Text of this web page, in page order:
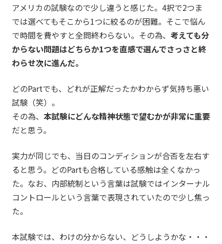
アメリカの試験なので少し違うと感じた。4択で2つま
では選べてもそこから1つに絞るのが困難。そこで悩ん
で時間を費やすと全問終わらない。その為、 考えても分
からない問題はどちらか1つを直感で選んでさっさと終
わらせ次に進んだ。
どのPartでも、どれが正解だったかわからず気持ち悪い
試験（笑）。
その為、 本試験にどんな精神状態で望むかが非常に重要
だと思う。
実力が同じでも、当日のコンディションが合否を左右す
ると思う。どのPartも合格している感触は全くなかっ
た。なお、内部統制という言葉は試験ではインターナル
コントロールという言葉で表現されていたので少し焦っ
た。
本試験では、わけの分からない、どうしようかな・・・